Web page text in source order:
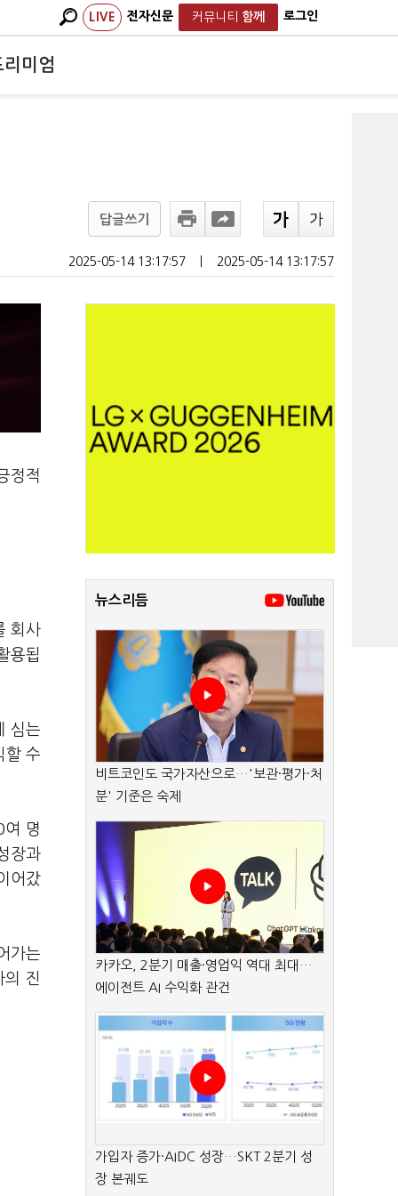
LIVE 전자신문 커뮤니티 함께 로그인
리미엄
답글쓰기
2025-05-14 13:17:57 2025-05-14 13:17:57
정적
회사
용됩
심는
할 수
여 명
장과
어갔
가는
의 진
뉴스리듬
비트코인도 국가자산으로…'보관·평가·처
분' 기준은 숙제
카카오, 2분기 매출·영업익 역대 최대…
에이전트 AI 수익화 관건
가입자 증가·AIDC 성장…SKT 2분기 성
장 본궤도